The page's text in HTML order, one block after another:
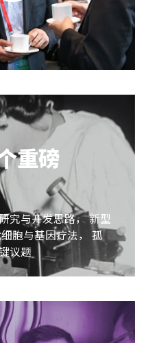
重磅
究与开发思路， 新型
胞与基因疗法， 孤
议题